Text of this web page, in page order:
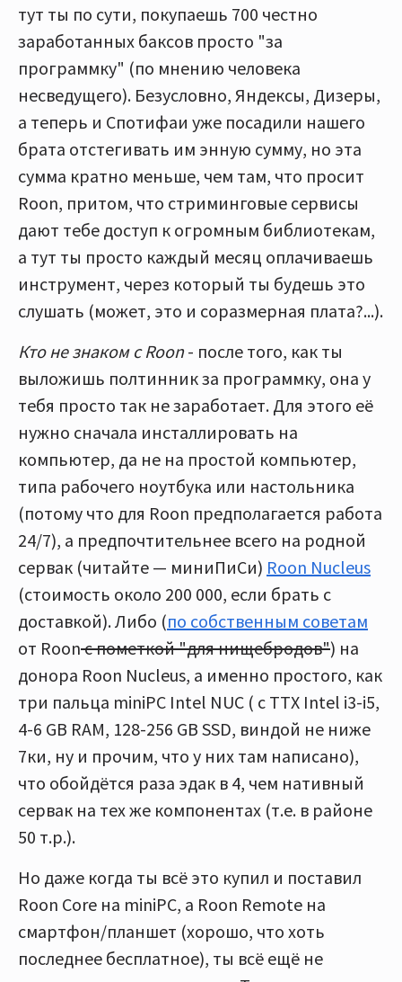
тут ты по сути, покупаешь 700 честно
заработанных баксов просто "за
программку" (по мнению человека
несведущего). Безусловно, Яндексы, Дизеры,
а теперь и Спотифаи уже посадили нашего
брата отстегивать им энную сумму, но эта
сумма кратно меньше, чем там, что просит
Roon, притом, что стриминговые сервисы
дают тебе доступ к огромным библиотекам,
а тут ты просто каждый месяц оплачиваешь
инструмент, через который ты будешь это
слушать (может, это и соразмерная плата?...).
Кто не знаком с Roon- после того, как ты
выложишь полтинник за программку, она у
тебя просто так не заработает. Для этого её
нужно сначала инсталлировать на
компьютер, да не на простой компьютер,
типа рабочего ноутбука или настольника
(потому что для Roon предполагается работа
24/7), а предпочтительнее всего на родной
сервак (читайте — миниПиСи) Roon Nucleus
(стоимость около 200 000, если брать с
доставкой). Либо (по собственным советам
от Roonс пометкой "для нищебродов") на
донора Roon Nucleus, а именно простого, как
три пальца miniPC Intel NUC ( с ТТХ Intel i3-i5,
4-6 GB RAM, 128-256 GB SSD, виндой не ниже
7ки, ну и прочим, что у них там написано),
что обойдётся раза эдак в 4, чем нативный
сервак на тех же компонентах (т.е. в районе
50 т.р.).
Но даже когда ты всё это купил и поставил
Roon Core на miniPC, а Roon Remote на
смартфон/планшет (хорошо, что хоть
последнее бесплатное), ты всё ещё не